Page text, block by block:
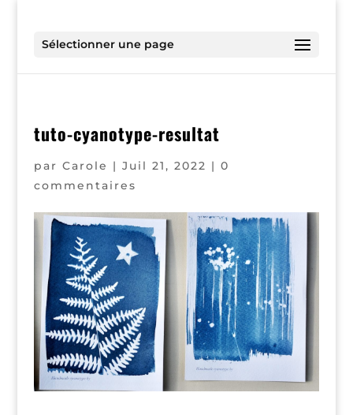
Sélectionner une page
tuto-cyanotype-resultat
par Carole | Juil 21, 2022 | 0
commentaires